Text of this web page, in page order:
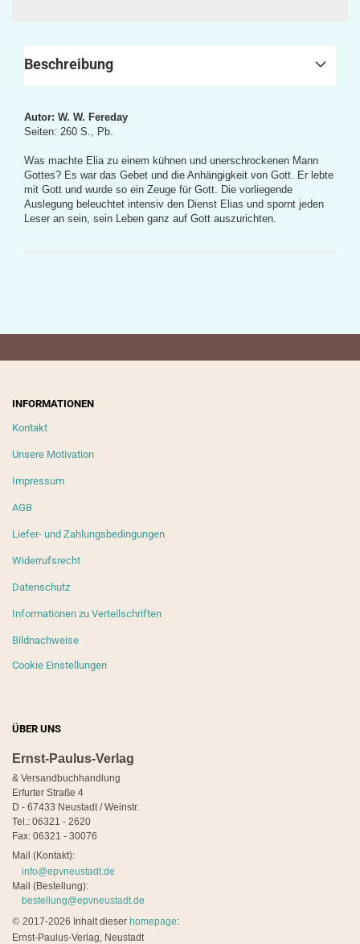
Beschreibung
Autor: W. W. Fereday
Seiten: 260 S., Pb.
Was machte Elia zu einem kühnen und unerschrockenen Mann
Gottes? Es war das Gebet und die Anhängigkeit von Gott. Er lebte
mit Gott und wurde so ein Zeuge für Gott. Die vorliegende
Auslegung beleuchtet intensiv den Dienst Elias und spornt jeden
Leser an sein, sein Leben ganz auf Gott auszurichten.
INFORMATIONEN
Kontakt
Unsere Motivation
Impressum
AGB
Liefer- und Zahlungsbedingungen
Widerrufsrecht
Datenschutz
Informationen zu Verteilschriften
Bildnachweise
Cookie Einstellungen
ÜBER UNS
Ernst-Paulus-Verlag
& Versandbuchhandlung
Erfurter Straße 4
D - 67433 Neustadt / Weinstr.
Tel.: 06321 - 2620
Fax: 06321 - 30076
Mail (Kontakt):
info@epvneustadt.de
Mail (Bestellung):
bestellung@epvneustadt.de
© 2017-2026 Inhalt dieser homepage:
Ernst-Paulus-Verlag, Neustadt